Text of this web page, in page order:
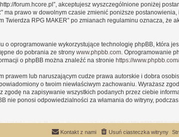
forum.hcore.pl”, akceptujesz wyszczególnione poniżej
ma prawo w dowolnym czasie zmienić poniższe
RPG MAKER” po zmianach regulaminu oznacza, że
o oprogramowanie wykorzystujące technologię phpBB, która
do pobrania ze strony www.phpbb.com . Oprogramowanie
o phpBB można znaleźć na stronie https://www.phpbb.com/
lub naruszającym cudze prawa autorskie i dobra
o twoim niewłaściwym zachowaniu. Wyrażasz
zgodę na zapisywanie wszystkich podanych przez ciebie
nie ponosi odpowiedzialności za włamania do witryny,
Usuń ciasteczka witryny
Kontakt z nami